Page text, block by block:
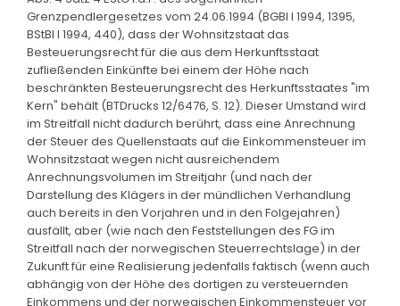
Grenzpendlergesetzes vom 24.06.1994 (BGBl I 1994, 1395,
BStBl I 1994, 440), dass der Wohnsitzstaat das
Besteuerungsrecht für die aus dem Herkunftsstaat
zufließenden Einkünfte bei einem der Höhe nach
beschränkten Besteuerungsrecht des Herkunftsstaates "im
Kern" behält (BTDrucks 12/6476, S. 12). Dieser Umstand wird
im Streitfall nicht dadurch berührt, dass eine Anrechnung
der Steuer des Quellenstaats auf die Einkommensteuer im
Wohnsitzstaat wegen nicht ausreichendem
Anrechnungsvolumen im Streitjahr (und nach der
Darstellung des Klägers in der mündlichen Verhandlung
auch bereits in den Vorjahren und in den Folgejahren)
ausfällt, aber (wie nach den Feststellungen des FG im
Streitfall nach der norwegischen Steuerrechtslage) in der
Zukunft für eine Realisierung jedenfalls faktisch (wenn auch
abhängig von der Höhe des dortigen zu versteuernden
Einkommens und der norwegischen Einkommensteuer vor